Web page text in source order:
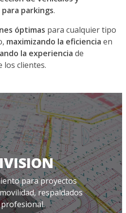
óptimaspara cualquier tipo
maximizando la eficiencia
en
la experiencia de
los clientes.
para proyectos
respaldados